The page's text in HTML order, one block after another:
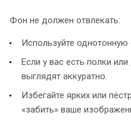
Фон не должен отвлекать:
Используйте однотонную
Если у вас есть полки
выглядят аккуратно.
Избегайте ярких или
«забить» ваше